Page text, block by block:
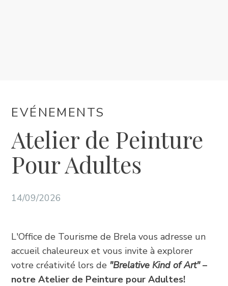
FR
+385 21 618 337
info@brela.hr
EVÉNEMENTS
Atelier de Peinture
Pour Adultes
14/09/2026
L'Office de Tourisme de Brela vous adresse un
accueil chaleureux et vous invite à explorer
votre créativité lors de "Brelative Kind of Art"–
notre Atelier de Peinture pour Adultes!